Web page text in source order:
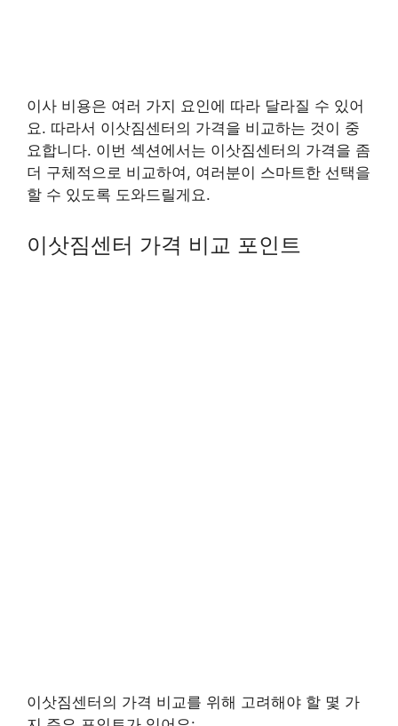
이사 비용은 여러 가지 요인에 따라 달라질 수 있어
요. 따라서 이삿짐센터의 가격을 비교하는 것이 중
요합니다. 이번 섹션에서는 이삿짐센터의 가격을 좀
더 구체적으로 비교하여, 여러분이 스마트한 선택을
할 수 있도록 도와드릴게요.
이삿짐센터 가격 비교 포인트
이삿짐센터의 가격 비교를 위해 고려해야 할 몇 가